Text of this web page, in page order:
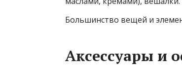
Большинство вещей и
Аксессуары и